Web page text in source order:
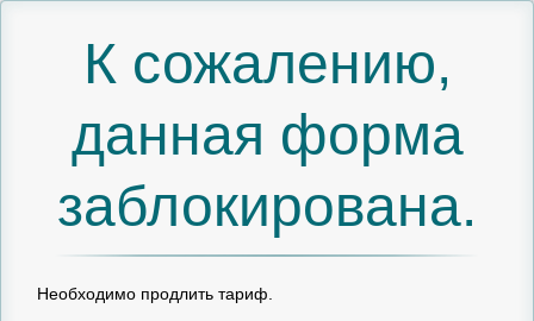
К сожалению,
данная форма
заблокирована.
Необходимо продлить тариф.